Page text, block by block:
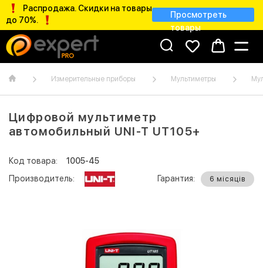
Распродажа. Скидки на товары
до 70%.
Просмотреть
товары
Измерительные приборы Мультиметры
Цифровой мультиметр
автомобильный UNI-T UT105+
Код товара:
1005-45
Производитель:
Гарантия: 6 місяців